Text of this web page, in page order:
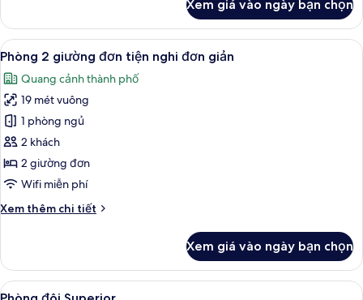
Phòng
đôi
phong
cổ
điển
Xem giá vào ngày bạn chọn
Xem
tất
cả
ảnh
Phòng
2
giường
đơn
nghi
Phòng 2 giường đơn tiện nghi đơn
5
Phòng 2 giường đơn tiện nghi đơn giản
Quang cảnh thành phố
19 mét vuông
1 phòng ngủ
2 khách
2 giường đơn
Wifi miễn phí
Xem thêm chi tiết
Chi
Phòng
giường
Xem giá vào ngày bạn chọn
Xem
Phòng đôi Superior | Bộ đồ giường
7